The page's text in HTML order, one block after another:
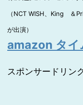
（NCT WISH、King ＆
が出演）
amazon タイ
スポンサードリン